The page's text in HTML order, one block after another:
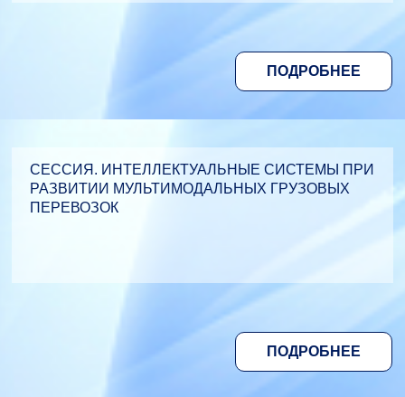
ПОДРОБНЕЕ
СЕССИЯ. ИНТЕЛЛЕКТУАЛЬНЫЕ СИСТЕМЫ ПРИ
РАЗВИТИИ МУЛЬТИМОДАЛЬНЫХ ГРУЗОВЫХ
ПЕРЕВОЗОК
ПОДРОБНЕЕ